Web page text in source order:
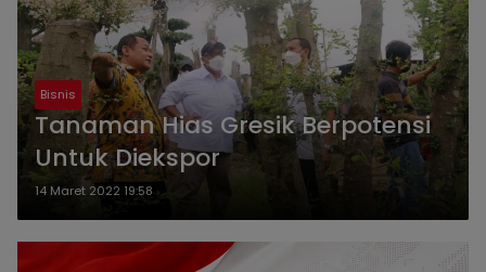
Bisnis
Tanaman Hias Gresik Berpotensi
Untuk Diekspor
14 Maret 2022 19:58